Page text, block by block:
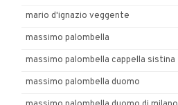
mario d'ignazio veggente
massimo palombella
massimo palombella cappella sistina
massimo palombella duomo